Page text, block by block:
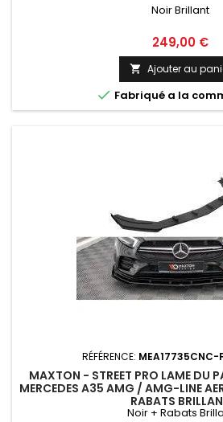
Noir Brillant
Prix
249,00 €
 Ajouter au
 Fabriqué a la
RÉFÉRENCE: MEA17735CNC-
MAXTON - STREET PRO LAME DU
MERCEDES A35 AMG / AMG-LINE
RABATS
Noir + Rabats